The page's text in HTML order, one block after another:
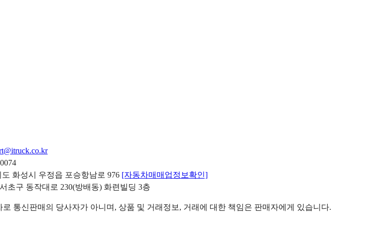
화성시 우정읍 포승항남로 976 [자동차매매업정보확인]
초구 동작대로 230(방배동) 화련빌딩 3층
통신판매의 당사자가 아니며, 상품 및 거래정보, 거래에 대한 책임은 판매자에게 있습니다.